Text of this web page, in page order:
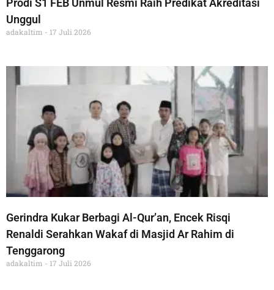
Prodi S1 FEB Unmul Resmi Raih Predikat Akreditasi
Unggul
adakaltim 17 Juli 2026
Gerindra Kukar Berbagi Al-Qur’an, Encek Risqi
Renaldi Serahkan Wakaf di Masjid Ar Rahim di
Tenggarong
adakaltim 17 Juli 2026